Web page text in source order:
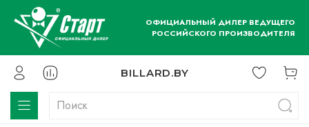
ОФИЦИАЛЬНЫЙ ДИЛЕР ВЕДУЩЕГО
РОССИЙСКОГО ПРОИЗВОДИТЕЛЯ
BILLARD.BY